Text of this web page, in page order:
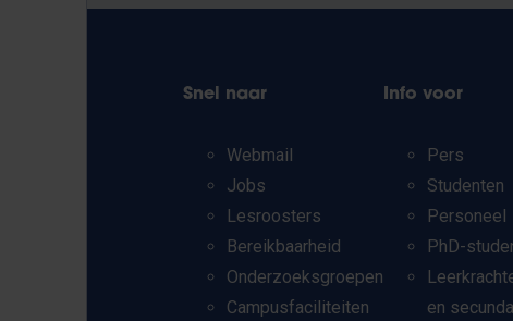
Snel naar
Webmail
Jobs
Lesroosters
Bereikbaarheid
Onderzoeksgroepen
Campusfaciliteiten
Info voor
Pers
Studenten
Personeel
PhD-
en